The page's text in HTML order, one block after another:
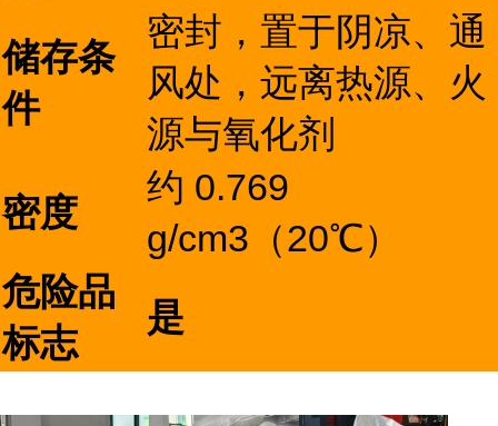
储存条
件
密封，置于阴凉、通
风处，远离热源、火
源与氧化剂
密度
约 0.769
g/cm3（20℃）
危险品
标志
是